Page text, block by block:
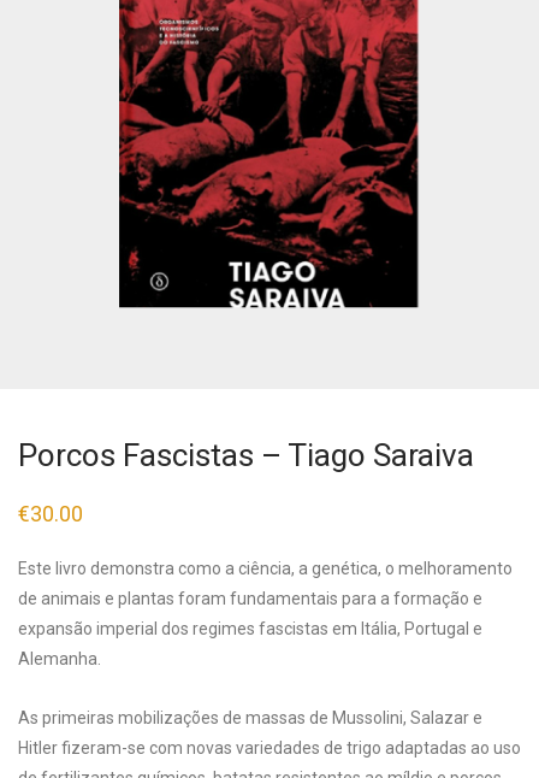
Porcos Fascistas – Tiago Saraiva
€30.00
Este livro demonstra como a ciência, a genética, o melhoramento
de animais e plantas foram fundamentais para a formação e
expansão imperial dos regimes fascistas em Itália, Portugal e
Alemanha.
As primeiras mobilizações de massas de Mussolini, Salazar e
Hitler fizeram-se com novas variedades de trigo adaptadas ao uso